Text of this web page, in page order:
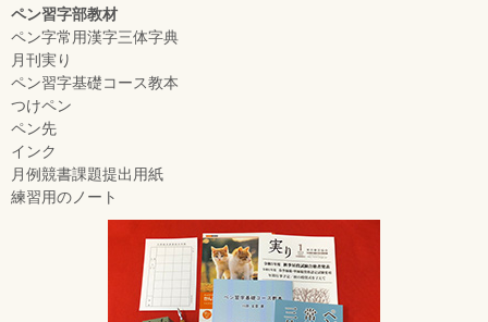
ペン習字部教材
ペン字常用漢字三体字典
月刊実り
ペン習字基礎コース教本
つけペン
ペン先
インク
月例競書課題提出用紙
練習用のノート